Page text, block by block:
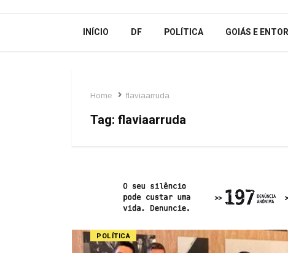
INÍCIO DF POLÍTICA GOIÁS E
Home flaviaarruda
Tag: flaviaarruda
POLÍTICA